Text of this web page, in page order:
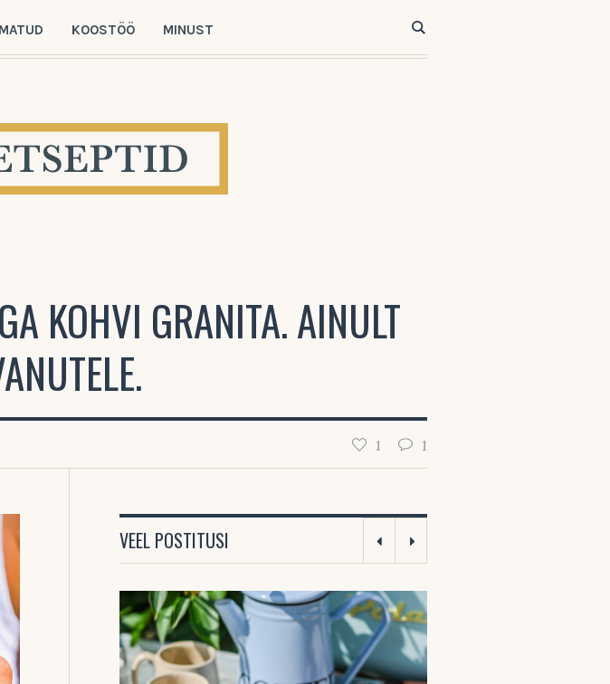
KOOSTÖÖ MINUST
KOHVI GRANITA. AINULT
1
1
VEEL POSTITUSI